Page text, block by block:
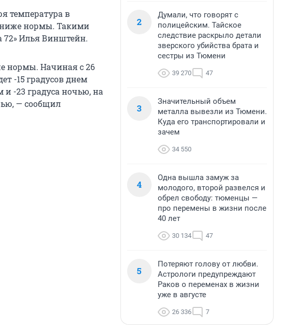
температура в
ниже нормы. Такими
72» Илья Винштейн.
нормы. Начиная с 26
-15 градусов днем
и -23 градуса ночью, на
— сообщил
2
Думали, что говорят с
полицейским. Тайское
следствие раскрыло детали
зверского убийства брата и
сестры из Тюмени
39 270 47
3
Значительный объем
металла вывезли из Тюмени.
Куда его транспортировали и
зачем
34 550
4
Одна вышла замуж за
молодого, второй развелся и
обрел свободу: тюменцы —
про перемены в жизни после
40 лет
30 134 47
5
Потеряют голову от любви.
Астрологи предупреждают
Раков о переменах в жизни
уже в августе
26 336 7